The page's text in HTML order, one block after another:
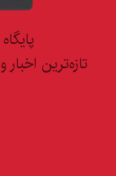
تازه‌ترین